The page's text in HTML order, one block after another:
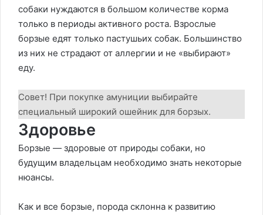
собаки нуждаются в большом количестве корма
только в периоды активного роста. Взрослые
борзые едят только пастушьих собак. Большинство
из них не страдают от аллергии и не «выбирают»
еду.
Совет! При покупке амуниции выбирайте
специальный широкий ошейник для борзых.
Здоровье
Борзые — здоровые от природы собаки, но
будущим владельцам необходимо знать некоторые
нюансы.
Как и все борзые, порода склонна к развитию